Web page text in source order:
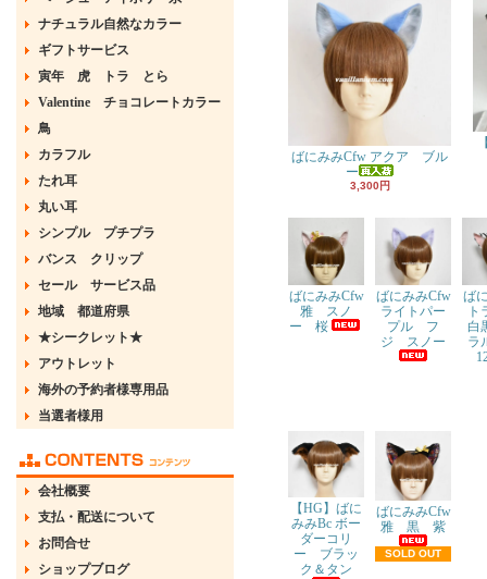
ナチュラル自然なカラー
ギフトサービス
寅年 虎 トラ とら
Valentine チョコレートカラー
鳥
カラフル
たれ耳
丸い耳
シンプル プチプラ
バンス クリップ
セール サービス品
地域 都道府県
★シークレット★
アウトレット
海外の予約者様専用品
当選者様用
会社概要
支払・配送について
お問合せ
ショップブログ
ばにみみCfw アクア ブル
ー
3,300円
ばにみみCfw
雅 スノ
ー 桜
ばにみみCfw
ライトパー
プル フ
ジ スノー
ば
白
ラ
【HG】ばに
みみBc ボー
ダーコリ
ー ブラッ
ク＆タン
ばにみみCfw
雅 黒 紫
SOLD OUT